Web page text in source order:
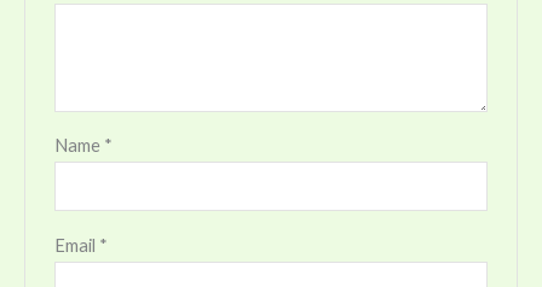
Name *
Email *